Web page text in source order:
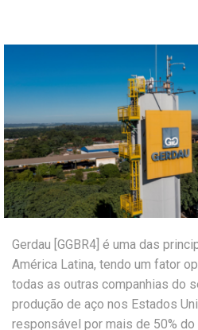
Gerdau [GGBR4] é uma das
América Latina, tendo um fator
todas as outras companhias do
produção de aço nos Estados
responsável por mais de 50%